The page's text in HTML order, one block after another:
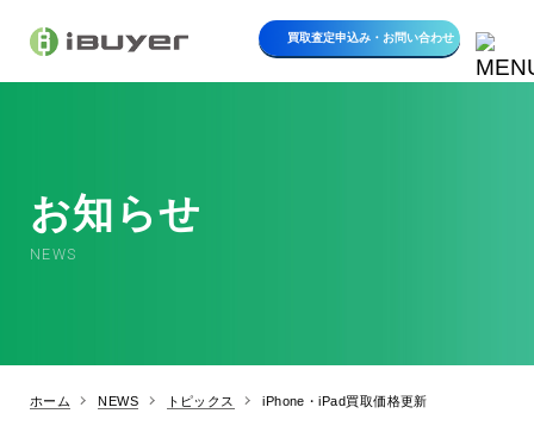
買取査定申込み・ お問い合わせ
お知らせ
NEWS
ホーム NEWS トピックス iPhone・iPad買取価格更新